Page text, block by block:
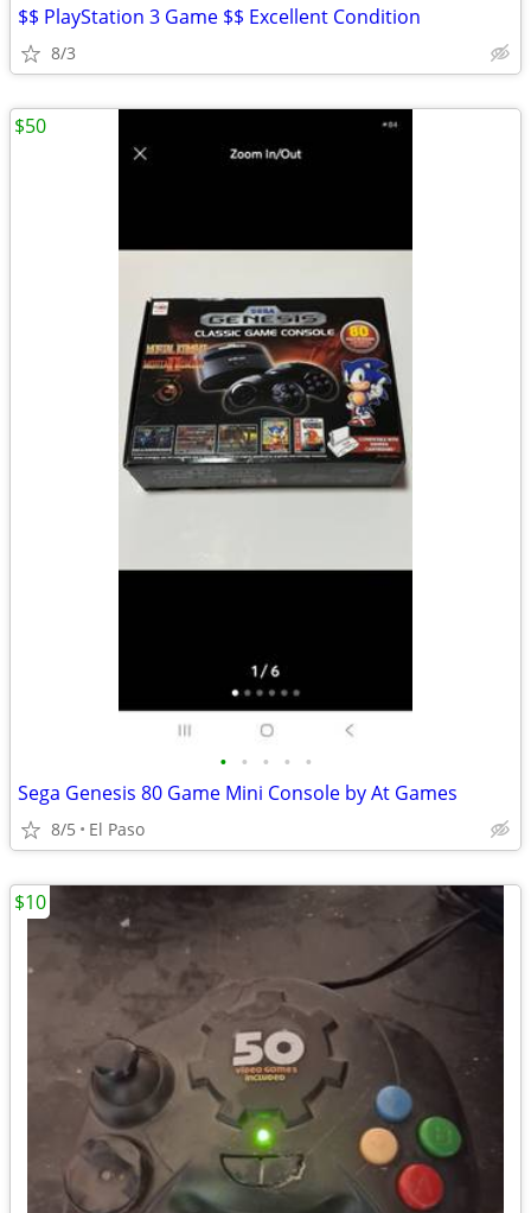
$$ PlayStation 3 Game $$ Excellent Condition
8/3
• • • • •
Sega Genesis 80 Game Mini Console by At Games
8/5 El Paso
$50
$10